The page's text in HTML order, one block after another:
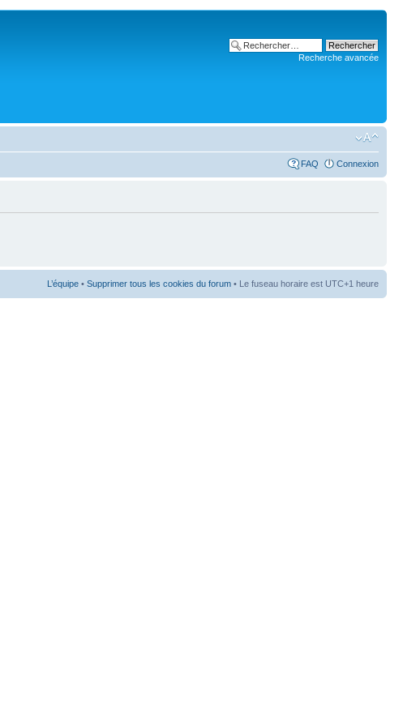
Recherche avancée
FAQ Connexion
L’équipe • Supprimer tous les cookies du forum • Le fuseau horaire est UTC+1 heure